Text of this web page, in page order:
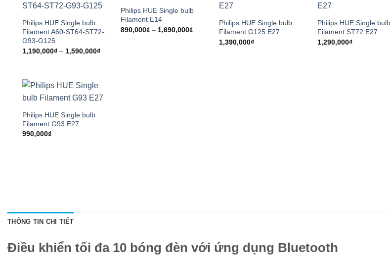
Philips HUE Single bulb
Filament A60-ST64-ST72-
G93-G125
1,190,000₫ – 1,590,000₫Khoảng
Philips HUE Single bulb
Filament E14
890,000₫ – 1,690,000₫Khoảng
Philips HUE Single bulb
Filament G125 E27
1,390,000₫
Philips HUE Single bulb
Filament ST72 E27
1,290,000₫
Philips HUE Single bulb
Filament G93 E27
990,000₫
THÔNG TIN CHI TIẾT
Điều khiển tối đa 10 bóng đèn với ứng dụng Bluetooth